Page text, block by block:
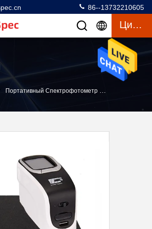
86--13732210605
Цитата
Портативный Спектрофотометр Цвета